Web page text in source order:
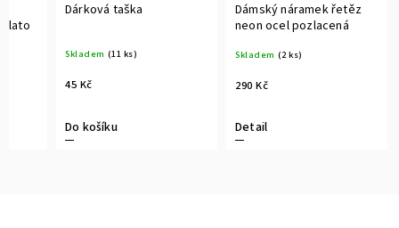
Dárková taška
Skladem (11 ks)
45 Kč
Do košíku
Dámský náramek řetěz
neon ocel pozlacená
Skladem (2 ks)
290 Kč
Detail